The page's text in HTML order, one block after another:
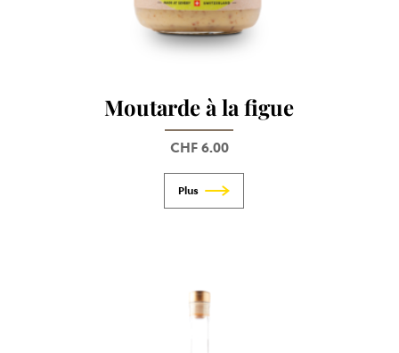
Moutarde à la figue
CHF6.00